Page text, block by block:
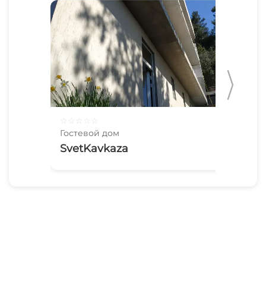
Гостевой дом
SvetKavkaza